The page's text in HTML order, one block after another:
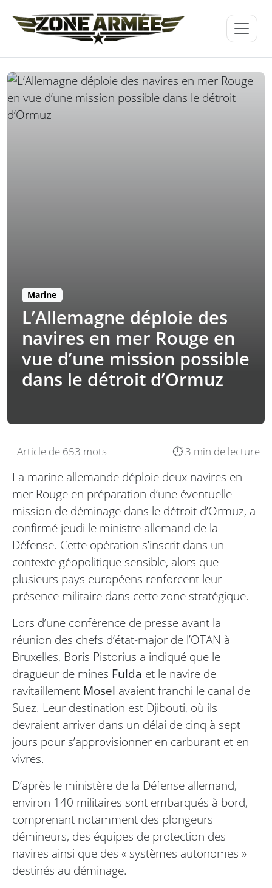
Marine
L’Allemagne déploie des
navires en mer Rouge en
vue d’une mission possible
dans le détroit d’Ormuz
Article de 653 mots ⏱️ 3 min de lecture
La marine allemande déploie deux navires en
mer Rouge en préparation d’une éventuelle
mission de déminage dans le détroit d’Ormuz, a
confirmé jeudi le ministre allemand de la
Défense. Cette opération s’inscrit dans un
contexte géopolitique sensible, alors que
plusieurs pays européens renforcent leur
présence militaire dans cette zone stratégique.
Lors d’une conférence de presse avant la
réunion des chefs d’état-major de l’OTAN à
Bruxelles, Boris Pistorius a indiqué que le
dragueur de mines Fulda et le navire de
ravitaillement Mosel avaient franchi le canal de
Suez. Leur destination est Djibouti, où ils
devraient arriver dans un délai de cinq à sept
jours pour s’approvisionner en carburant et en
vivres.
D’après le ministère de la Défense allemand,
environ 140 militaires sont embarqués à bord,
comprenant notamment des plongeurs
démineurs, des équipes de protection des
navires ainsi que des « systèmes autonomes »
destinés au déminage.